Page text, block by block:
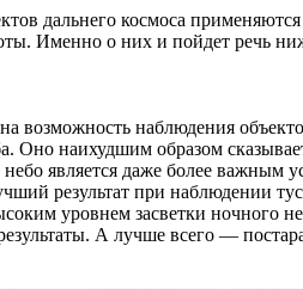
дальнего космоса
Именно о них и пойдет речь
наблюдения объектов
Оно наихудшим образом
является даже более важным
результат при наблюдении
уровнем засветки ночного
А лучше всего —